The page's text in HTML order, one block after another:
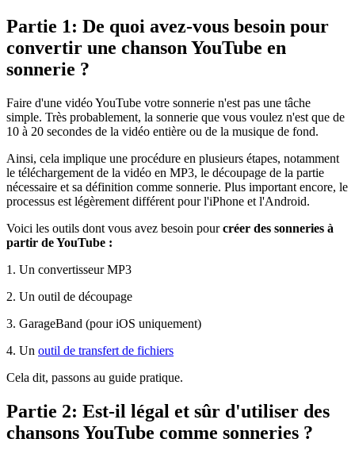
Partie 1: De quoi avez-vous besoin pour
convertir une chanson YouTube en
sonnerie ?
Faire d'une vidéo YouTube votre sonnerie n'est pas une tâche
simple. Très probablement, la sonnerie que vous voulez n'est que de
10 à 20 secondes de la vidéo entière ou de la musique de fond.
Ainsi, cela implique une procédure en plusieurs étapes, notamment
le téléchargement de la vidéo en MP3, le découpage de la partie
nécessaire et sa définition comme sonnerie. Plus important encore, le
processus est légèrement différent pour l'iPhone et l'Android.
Voici les outils dont vous avez besoin pourcréer des sonneries à
partir de YouTube :
1. Un convertisseur MP3
2. Un outil de découpage
3. GarageBand (pour iOS uniquement)
4. Un outil de transfert de fichiers
Cela dit, passons au guide pratique.
Partie 2: Est-il légal et sûr d'utiliser des
chansons YouTube comme sonneries ?